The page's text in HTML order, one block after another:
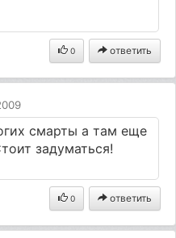
0 ответить
смарты а там еще
задуматься!
0 ответить